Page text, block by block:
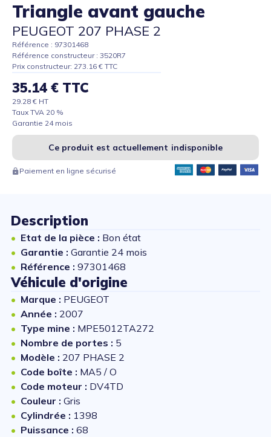
Triangle avant gauche
PEUGEOT 207 PHASE 2
Référence : 97301468
Référence constructeur : 3520R7
Prix constructeur: 273.16 € TTC
35.14 € TTC
29.28 € HT
Taux TVA 20 %
Garantie 24 mois
Ce produit est actuellement indisponible
Paiement en ligne sécurisé
Description
Etat de la pièce : Bon état
Garantie : Garantie 24 mois
Référence : 97301468
Véhicule d'origine
Marque : PEUGEOT
Année : 2007
Type mine : MPE5012TA272
Nombre de portes : 5
Modèle : 207 PHASE 2
Code boîte : MA5 / O
Code moteur : DV4TD
Couleur : Gris
Cylindrée : 1398
Puissance : 68